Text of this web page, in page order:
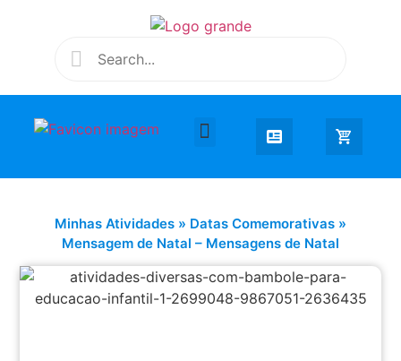
Minhas Atividades » Datas Comemorativas »
Mensagem de Natal – Mensagens de Natal